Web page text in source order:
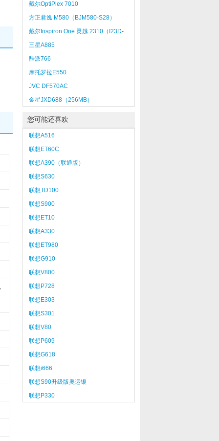
戴尔OptiPlex 7010
MT（T32970101MTCN）
方正君逸 M580（BJM580-S28）
戴尔Inspiron One 灵越 2310（I23D-
358）
三星A885
酷派766
摩托罗拉E550
JVC DF570AC
金星JXD688（256MB）
您可能还喜欢
联想A516
联想ET60C
联想A390（联通版）
联想S630
联想TD100
联想S900
联想ET10
联想A330
联想ET980
联想G910
联想V800
联想P728
联想E303
联想S301
联想V80
联想P609
联想G618
联想i666
联想S90升级版奥运银
联想P330